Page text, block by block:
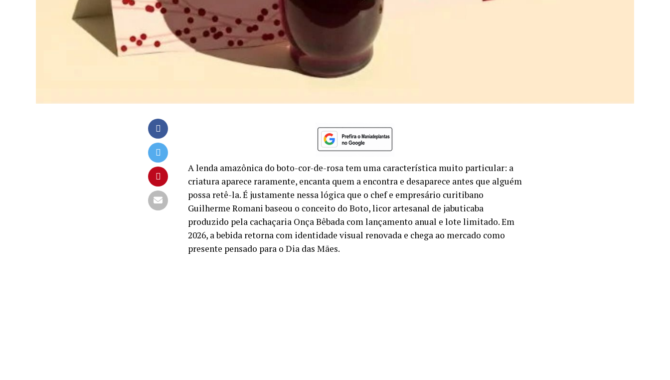
A lenda amazônica do boto-cor-de-rosa tem uma característica muito particular: a
criatura aparece raramente, encanta quem a encontra e desaparece antes que alguém
possa retê-la. É justamente nessa lógica que o chef e empresário curitibano
Guilherme Romani baseou o conceito do Boto, licor artesanal de jabuticaba
produzido pela cachaçaria Onça Bêbada com lançamento anual e lote limitado. Em
2026, a bebida retorna com identidade visual renovada e chega ao mercado como
presente pensado para o Dia das Mães.